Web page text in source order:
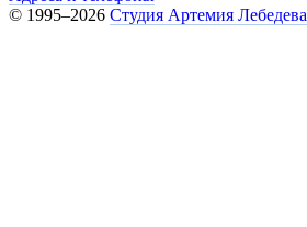
© 1995–2026 Студия Артемия Лебедева